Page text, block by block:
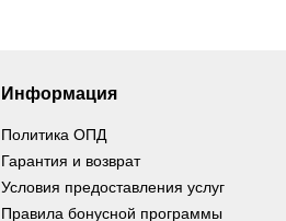
Информация
Политика ОПД
Гарантия и возврат
Условия предоставления услуг
Правила бонусной программы